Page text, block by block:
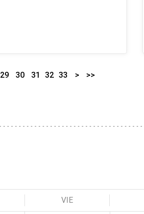
29 30 31 32 33 > >>
VIE